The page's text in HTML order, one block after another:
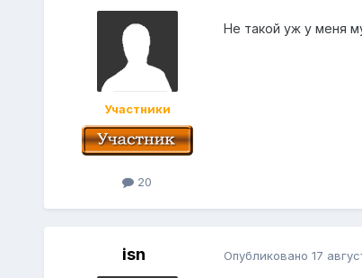
Участники
20
Не такой уж у меня
isn Опубликовано 17